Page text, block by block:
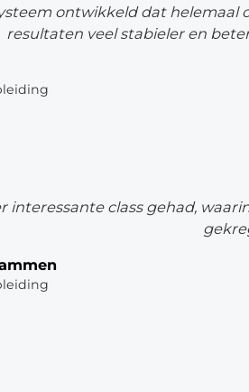
ontwikkeld dat helemaal
resultaten veel stabieler en
interessante class gehad,